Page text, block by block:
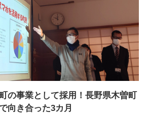
の事業として採用！長野県木曽町
向き合った3カ月